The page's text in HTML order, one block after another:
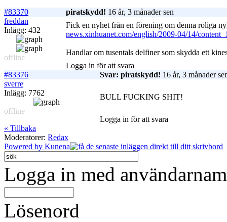
#83370
piratskydd! 16 år, 3 månader sen
freddan
Inlägg: 432
offline
Fick en nyhet från en förening om denna roliga
news.xinhuanet.com/english/2009-04/14/
Handlar om tusentals delfiner som skydda ett
Logga in för att svara
#83376
Svar: piratskydd! 16 år, 3 månader
sverre
Inlägg: 7762
offline
BULL FUCKING SHIT!
Logga in för att svara
« Tillbaka
Moderatorer: Redax
Powered by Kunena
Logga in med
Lösenord